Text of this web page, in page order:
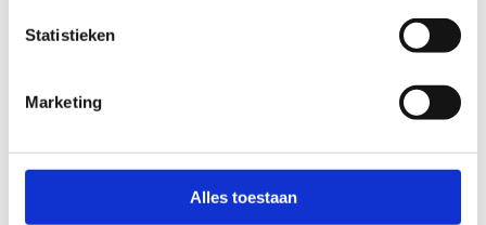
Statistieken
Marketing
Alles toestaan
Liever persoonlijk contact? enkel probleem!
+31 (0)24 20 30 213
info@electromedico.nl